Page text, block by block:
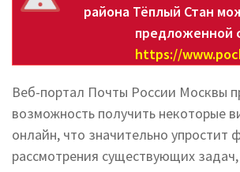
района Тёплый Стан
предложенной
https://
Веб-портал Почты России Москвы
возможность получить некоторые
онлайн, что значительно упростит
рассмотрения существующих